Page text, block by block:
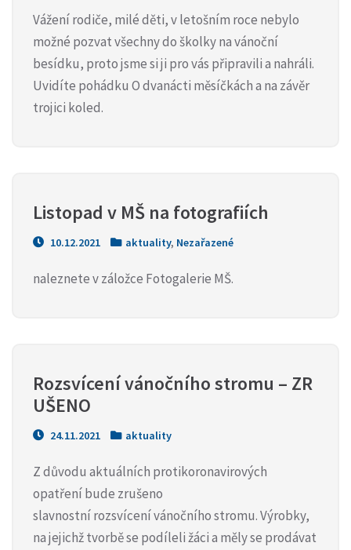
Vážení rodiče, milé děti, v letošním roce nebylo
možné pozvat všechny do školky na vánoční
besídku, proto jsme si ji pro vás připravili a nahráli.
Uvidíte pohádku O dvanácti měsíčkách a na závěr
trojici koled.
Listopad v MŠ na fotografiích
10.12.2021 aktuality, Nezařazené
naleznete v záložce Fotogalerie MŠ.
Rozsvícení vánočního stromu – ZR
UŠENO
24.11.2021 aktuality
Z důvodu aktuálních protikoronavirových
opatření bude zrušeno
slavnostní rozsvícení vánočního stromu. Výrobky,
na jejichž tvorbě se podíleli žáci a měly se prodávat